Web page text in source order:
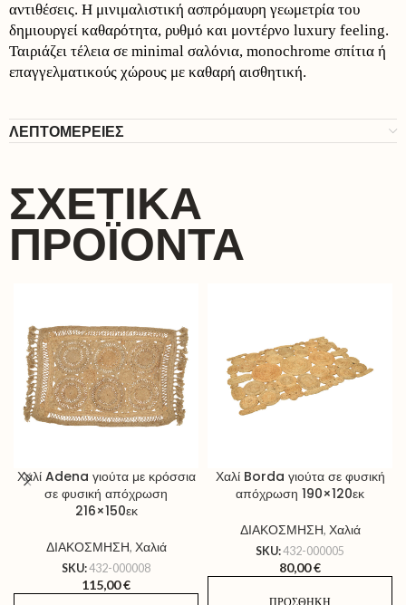
αντιθέσεις. Η μινιμαλιστική ασπρόμαυρη γεωμετρία του
δημιουργεί καθαρότητα, ρυθμό και μοντέρνο luxury feeling.
Ταιριάζει τέλεια σε minimal σαλόνια, monochrome σπίτια ή
επαγγελματικούς χώρους με καθαρή αισθητική.
ΛΕΠΤΟΜΕΡΕΙΕΣ
ΣΧΕΤΙΚΆ
ΠΡΟΪΌΝΤΑ
Χαλί Adena γιούτα με κρόσσια
σε φυσική απόχρωση
216×150εκ
ΔΙΑΚΟΣΜΗΣΗ, Χαλιά
SKU:432-000008
115,00€
Χαλί Borda γιούτα σε φυσική
απόχρωση 190×120εκ
ΔΙΑΚΟΣΜΗΣΗ, Χαλιά
SKU:432-000005
80,00€